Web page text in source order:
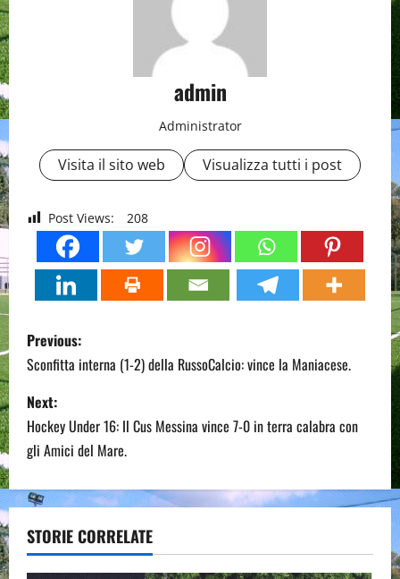
admin
Administrator
Visita il sito web Visualizza tutti i post
Post Views: 208
P
o
s
t
n
a
v
Previous:
Sconfitta interna (1-2) della RussoCalcio: vince la Maniacese.
Next:
Hockey Under 16: Il Cus Messina vince 7-0 in terra calabra con
gli Amici del Mare.
STORIE CORRELATE